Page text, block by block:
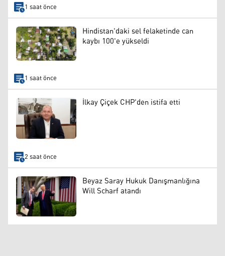
1 saat önce
Hindistan'daki sel felaketinde can
kaybı 100'e yükseldi
1 saat önce
İlkay Çiçek CHP'den istifa etti
2 saat önce
Beyaz Saray Hukuk Danışmanlığına
Will Scharf atandı